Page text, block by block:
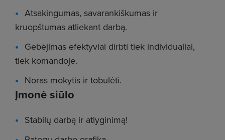
Atsakingumas, savarankiškumas ir
kruopštumas atliekant darbą.
Gebėjimas efektyviai dirbti tiek individualiai,
tiek komandoje.
Noras mokytis ir tobulėti.
Įmonė siūlo
Stabilų darbą ir atlyginimą!